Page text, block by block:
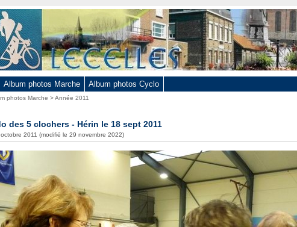
Album photos Marche Album photos Cyclo
photos Marche >Année 2011
des 5 clochers - Hérin le 18 sept 2011
2011 (modifié le 29 novembre 2022)